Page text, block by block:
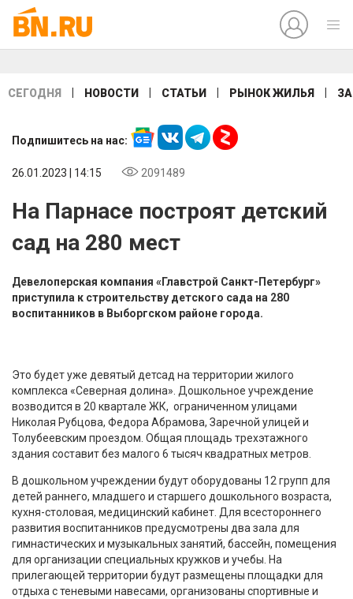
СЕГОДНЯ НОВОСТИ СТАТЬИ РЫНОК ЖИЛЬЯ
Подпишитесь на нас:
26.01.2023 | 14:15 2091489
На Парнасе построят детский
сад на 280 мест
Девелоперская компания «Главстрой Санкт-Петербург»
приступила к строительству детского сада на 280
воспитанников в Выборгском районе города.
Это будет уже девятый детсад на территории жилого
комплекса «Северная долина». Дошкольное учреждение
возводится в 20 квартале ЖК, ограниченном улицами
Николая Рубцова, Федора Абрамова, Заречной улицей и
Толубеевским проездом. Общая площадь трехэтажного
здания составит без малого 6 тысяч квадратных метров.
В дошкольном учреждении будут оборудованы 12 групп для
детей раннего, младшего и старшего дошкольного возраста,
кухня-столовая, медицинский кабинет. Для всестороннего
развития воспитанников предусмотрены два зала для
гимнастических и музыкальных занятий, бассейн, помещения
для организации специальных кружков и учебы. На
прилегающей территории будут размещены площадки для
отдыха с теневыми навесами, организованы спортивные и